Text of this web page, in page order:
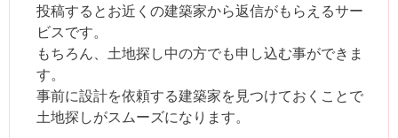
投稿するとお近くの建築家から返信がもらえるサー
ビスです。
もちろん、土地探し中の方でも申し込む事ができま
す。
事前に設計を依頼する建築家を見つけておくことで
土地探しがスムーズになります。